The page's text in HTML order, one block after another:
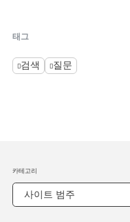
태그
검색 질문
카테고리
사이트 범주